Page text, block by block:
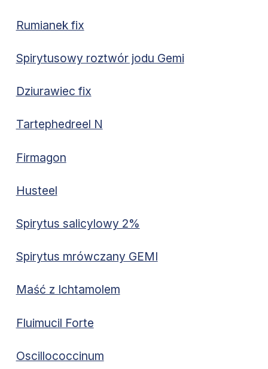
Rumianek fix
Spirytusowy roztwór jodu Gemi
Dziurawiec fix
Tartephedreel N
Firmagon
Husteel
Spirytus salicylowy 2%
Spirytus mrówczany GEMI
Maść z Ichtamolem
Fluimucil Forte
Oscillococcinum